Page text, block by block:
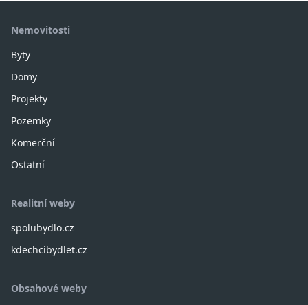
Nemovitosti
Byty
Domy
Projekty
Pozemky
Komerční
Ostatní
Realitní weby
spolubydlo.cz
kdechcibydlet.cz
Obsahové weby